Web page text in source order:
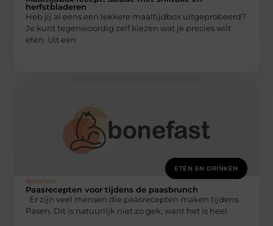
herfstbladeren
Heb jij al eens een lekkere maaltijdbox uitgeprobeerd?
Je kunt tegenwoordig zelf kiezen wat je precies wilt
eten. Uit een
ETEN EN DRINKEN
Bonefast
Paasrecepten voor tijdens de paasbrunch
Er zijn veel mensen die paasrecepten maken tijdens
Pasen. Dit is natuurlijk niet zo gek, want het is heel